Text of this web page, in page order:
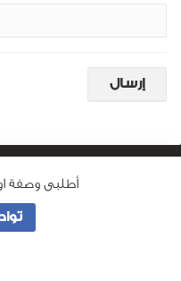
أطلبى وصفة
جميع الحقوق